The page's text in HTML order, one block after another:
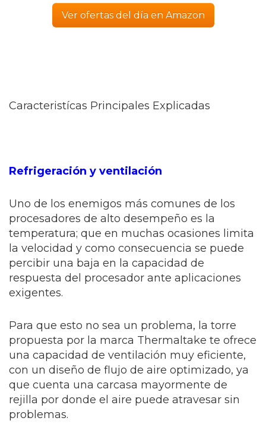
Ver ofertas del día en Amazon
Caracteristícas Principales Explicadas
Refrigeración y ventilación
Uno de los enemigos más comunes de los
procesadores de alto desempeño es la
temperatura; que en muchas ocasiones limita
la velocidad y como consecuencia se puede
percibir una baja en la capacidad de
respuesta del procesador ante aplicaciones
exigentes.
Para que esto no sea un problema, la torre
propuesta por la marca Thermaltake te ofrece
una capacidad de ventilación muy eficiente,
con un diseño de flujo de aire optimizado, ya
que cuenta una carcasa mayormente de
rejilla por donde el aire puede atravesar sin
problemas.